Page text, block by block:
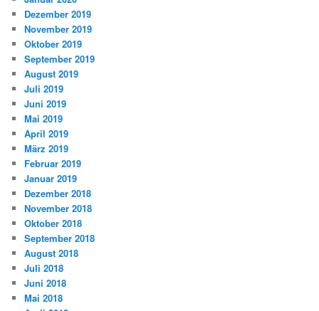
Dezember 2019
November 2019
Oktober 2019
September 2019
August 2019
Juli 2019
Juni 2019
Mai 2019
April 2019
März 2019
Februar 2019
Januar 2019
Dezember 2018
November 2018
Oktober 2018
September 2018
August 2018
Juli 2018
Juni 2018
Mai 2018